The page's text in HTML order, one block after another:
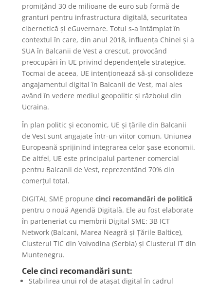
promițând 30 de milioane de euro sub formă de
granturi pentru infrastructura digitală, securitatea
cibernetică și eGuvernare. Totul s-a întâmplat în
contextul în care, din anul 2018, influența Chinei și a
SUA în Balcanii de Vest a crescut, provocând
preocupări în UE privind dependențele strategice.
Tocmai de aceea, UE intenționează să-și consolideze
angajamentul digital în Balcanii de Vest, mai ales
având în vedere mediul geopolitic și războiul din
Ucraina.
În plan politic și economic, UE și țările din Balcanii
de Vest sunt angajate într-un viitor comun, Uniunea
Europeană sprijinind integrarea celor șase economii.
De altfel, UE este principalul partener comercial
pentru Balcanii de Vest, reprezentând 70% din
comerțul total.
DIGITAL SME propune cinci recomandări de politică
pentru o nouă Agendă Digitală. Ele au fost elaborate
în parteneriat cu membrii Digital SME: 3B ICT
Network (Balcani, Marea Neagră și Țările Baltice),
Clusterul TIC din Voivodina (Serbia) și Clusterul IT din
Muntenegru.
Cele cinci recomandări sunt:
Stabilirea unui rol de atașat digital în cadrul